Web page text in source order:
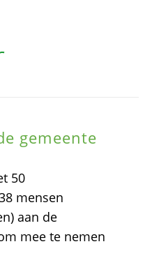
gemeente
50
mensen
aan de
mee te nemen